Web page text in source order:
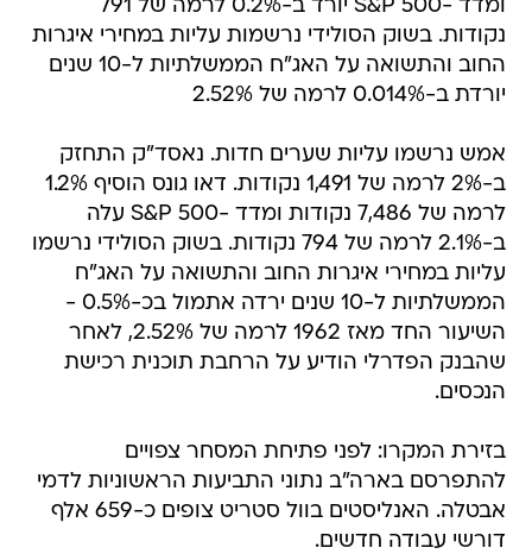
ומדד -S&P 500 יורד ב-0.2% לרמה של 791
נקודות. בשוק הסולידי נרשמות עליות במחירי איגרות
החוב והתשואה על האג"ח הממשלתיות ל-10 שנים
יורדת ב-0.014% לרמה של 2.52%
אמש נרשמו עליות שערים חדות. נאסד"ק התחזק
ב-2% לרמה של 1,491 נקודות. דאו גונס הוסיף 1.2%
לרמה של 7,486 נקודות ומדד -S&P 500 עלה
ב-2.1% לרמה של 794 נקודות. בשוק הסולידי נרשמו
עליות במחירי איגרות החוב והתשואה על האג"ח
הממשלתיות ל-10 שנים ירדה אתמול בכ-0.5% -
השיעור החד מאז 1962 לרמה של 2.52%, לאחר
שהבנק הפדרלי הודיע על הרחבת תוכנית רכישת
הנכסים.
בזירת המקרו: לפני פתיחת המסחר צפויים
להתפרסם בארה"ב נתוני התביעות הראשוניות לדמי
אבטלה. האנליסטים בוול סטריט צופים כ-659 אלף
דורשי עבודה חדשים.